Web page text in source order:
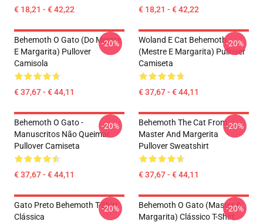
€ 18,21 - € 42,22 € 18,21 - € 42,22
Behemoth O Gato (do Mestre
E Margarita) Pullover
Camisola
€ 37,67 - € 44,11
-20%
Woland E Cat Behemoth
(Mestre E Margarita) Pullover
Camiseta
€ 37,67 - € 44,11
-20%
Behemoth O Gato -
Manuscritos Não Queimar
Pullover Camiseta
€ 37,67 - € 44,11
-20%
Behemoth The Cat From
Master And Margerita
Pullover Sweatshirt
€ 37,67 - € 44,11
-20%
Gato Preto Behemoth T-Shirt
Clássica
-20%
Behemoth O Gato (Master &
Margarita) Clássico T-Shirt
-20%